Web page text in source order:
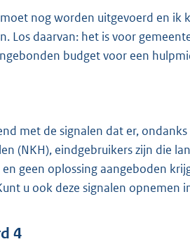
nog worden uitgevoerd en
Los daarvan: het is voor
budget voor een
met de signalen dat er,
(NKH), eindgebruikers zijn die
geen oplossing aangeboden
u ook deze signalen opnemen
4